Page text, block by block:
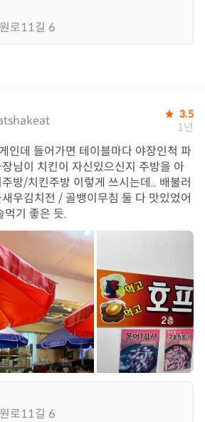
로11길 6
3.5
1년
인데 들어가면 테이블마다 야장인척 파
님이 치킨이 자신있으신지 주방을 아
방/치킨주방 이렇게 쓰시는데.. 배불러
우김치전 / 골뱅이무침 둘 다 맛있었어
먹기 좋은 듯.
로11길 6